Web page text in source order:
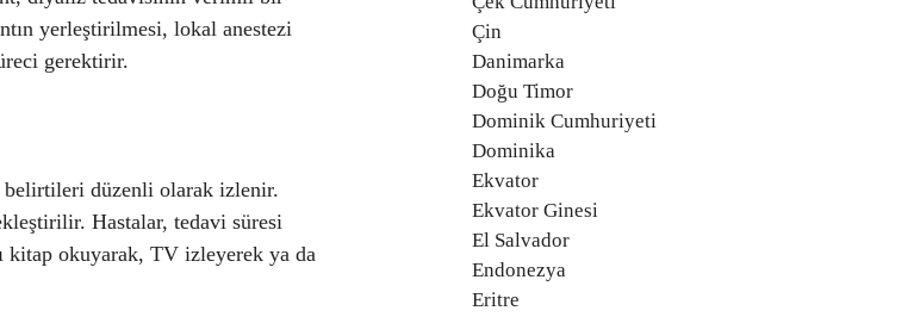
yerleştirilmesi, lokal anestezi
gerektirir.
belirtileri düzenli olarak izlenir.
Hastalar, tedavi süresi
kitap okuyarak, TV izleyerek ya da
Çin
Danimarka
Doğu Timor
Dominik Cumhuriyeti
Dominika
Ekvator
Ekvator Ginesi
El Salvador
Endonezya
Eritre